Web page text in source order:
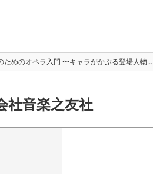
ためのオペラ入門 〜キャラがかぶる登場人物...
社音楽之友社